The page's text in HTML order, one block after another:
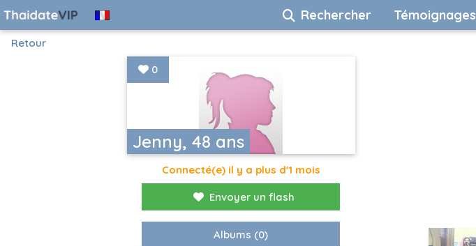
Rechercher Témoignages
Retour
Jenny, 48 ans
0
Connecté(e) il y a plus d'1 mois
Envoyer un flash
Albums (0)